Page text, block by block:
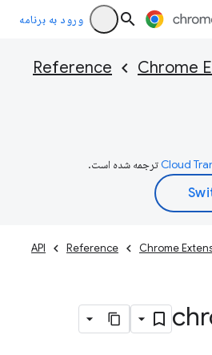
ورود به برنامه
Chrome
Reference
ترجمه شده است.
Chrome
Reference
API